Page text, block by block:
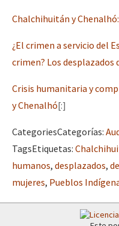
Otras secciones
la naturaleza bajo asedio)
Medios Libres
COVID-19
Eventos
Chalchihuitán y
¿El crimen a servicio del
crimen? Los
Crisis humanitaria y
y Chenalhó[:]
CategoriesCategorías:
TagsEtiquetas:
humanos, desplazados,
mujeres, Pueblos